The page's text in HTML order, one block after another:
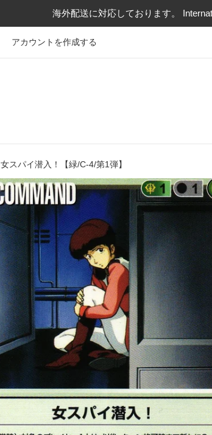
海外配送に対応しております。
アカウントを作成する
女スパイ潜入！【緑/C-4/第1弾】